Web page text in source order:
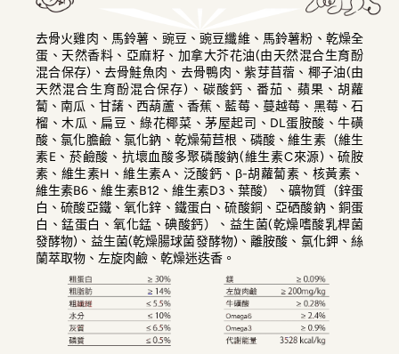
去骨火雞肉、馬鈴薯、豌豆、豌豆纖維、馬鈴薯粉、乾燥全
蛋、天然香料、亞麻籽、加拿大芥花油(由天然混合生育酚
混合保存)、去骨鮭魚肉、去骨鴨肉、紫芽苜蓿、椰子油(由
天然混合生育酚混合保存)、碳酸鈣、番茄、蘋果、胡蘿
蔔、南瓜、甘藷、西葫蘆、香蕉、藍莓、蔓越莓、黑莓、石
榴、木瓜、扁豆、綠花椰菜、茅屋起司、DL蛋胺酸、牛磺
酸、氯化膽鹼、氯化鈉、乾燥菊苣根、磷酸、維生素（維生
素E、菸鹼酸、抗壞血酸多聚磷酸鈉(維生素C來源)、硫胺
素、維生素H、維生素A、泛酸鈣、β-胡蘿蔔素、核黃素、
維生素B6、維生素B12、維生素D3、葉酸）、礦物質（鋅蛋
白、硫酸亞鐵、氧化鋅、鐵蛋白、硫酸銅、亞硒酸鈉、銅蛋
白、錳蛋白、氧化錳、碘酸鈣）、益生菌(乾燥嗜酸乳桿菌
發酵物)、益生菌(乾燥腸球菌發酵物)、離胺酸、氯化鉀、絲
蘭萃取物、左旋肉鹼、乾燥迷迭香。